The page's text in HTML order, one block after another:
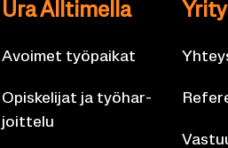
Ura All­ti­mel­la
Avoi­met työ­pai­kat
Opis­ke­li­jat ja työ­har­
joit­te­lu